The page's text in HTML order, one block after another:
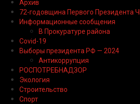
Архив
72-годовщина Первого Президента
Информационные сообщения
В Прокуратуре района
Covid-19
Выборы президента РФ — 2024
Антикоррупция
РОСПОТРЕБНАДЗОР
Экология
Строительство
Спорт